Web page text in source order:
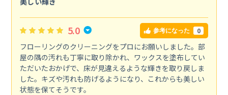
5.0 参考になった 0
フローリングのクリーニングをプロにお願いしました。部
屋の隅の汚れも丁寧に取り除かれ、ワックスを塗布してい
ただいたおかげで、床が見違えるような輝きを取り戻しま
した。キズや汚れも防げるようになり、これからも美しい
状態を保てそうです。